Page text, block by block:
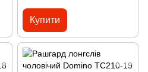
Купити